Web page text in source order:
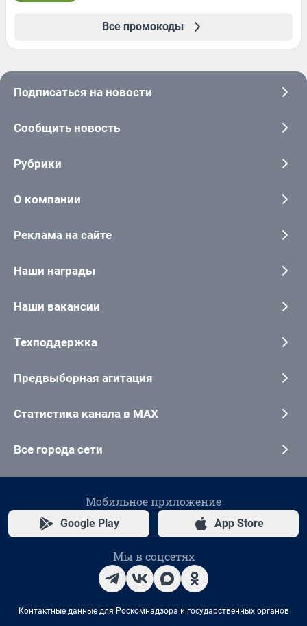
Все промокоды
Подписаться на новости
Сообщить новость
Рубрики
О компании
Реклама на сайте
Наши награды
Наши вакансии
Техподдержка
Предвыборная агитация
Статистика канала в MAX
Все города сети
Мобильное приложение
Google Play App Store
Мы в соцсетях
Контактные данные для Роскомнадзора и государственных органов